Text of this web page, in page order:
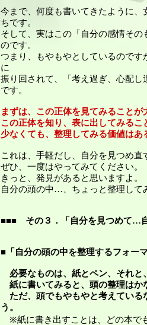
今まで、何度も書いてきたように
ちです。
そして、実はこの「自分の感情そ
のです。
つまり、もやもやとしているので
に
振り回されて、「考え過ぎ、心配
です。
まずは、この正体を見てみることが
この正体を知り、表に出してみる
少なくても、整理してみる価値はあ
これは、手軽だし、自分を見つめ
ぜひ、一度はやってみてください。
きっと、発見があると思いますよ。
自分の頭の中…、ちょっと整理して
■■■ その３．「自分を見つめて…
■「自分の頭の中を整理するフォ
必要なものは、紙とペン、それと
紙に書いてみると、頭の整理はか
ただ、頭でもやもやと考えている
う。
※紙に書き出すことは、どの本で